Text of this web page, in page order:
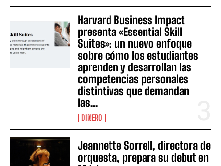
Harvard Business Impact
presenta «Essential Skill
Suites»: un nuevo enfoque
sobre cómo los estudiantes
aprenden y desarrollan las
competencias personales
distintivas que demandan
las...
DINERO
Jeannette Sorrell, directora de
orquesta, prepara su debut en